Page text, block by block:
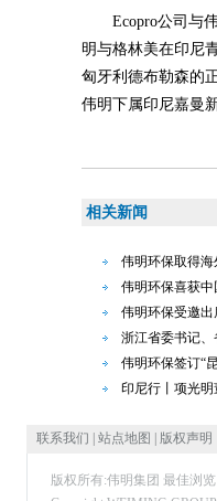
Ecopro公司与
明与格林美在印尼
匈牙利德布勒森的
伟明下属印尼嘉曼
相关新闻
伟明环保取得
伟明环保喜获中
伟明环保受邀出
浙江省委书记
伟明环保签订“
印尼行丨项光
联系我们 站点地图 版权声明
版权所有:伟明集团 最佳浏